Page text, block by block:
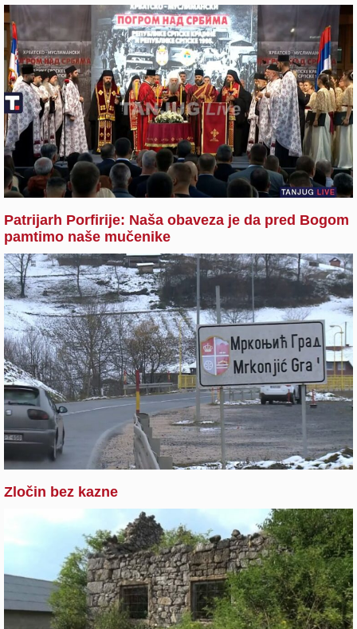
Patrijarh Porfirije: Naša obaveza je da pred Bogom
pamtimo naše mučenike
Zločin bez kazne